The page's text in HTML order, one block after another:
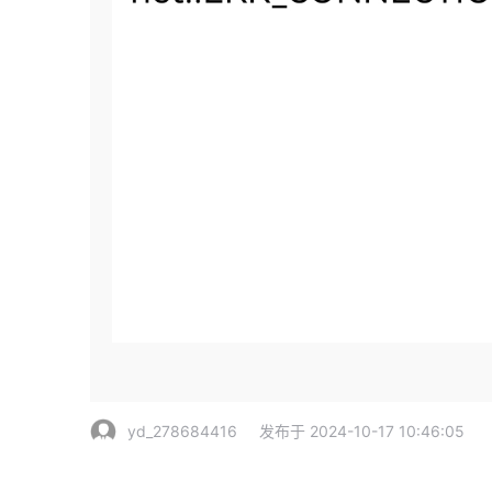
yd_278684416 发布于 2024-10-17 10:46:05